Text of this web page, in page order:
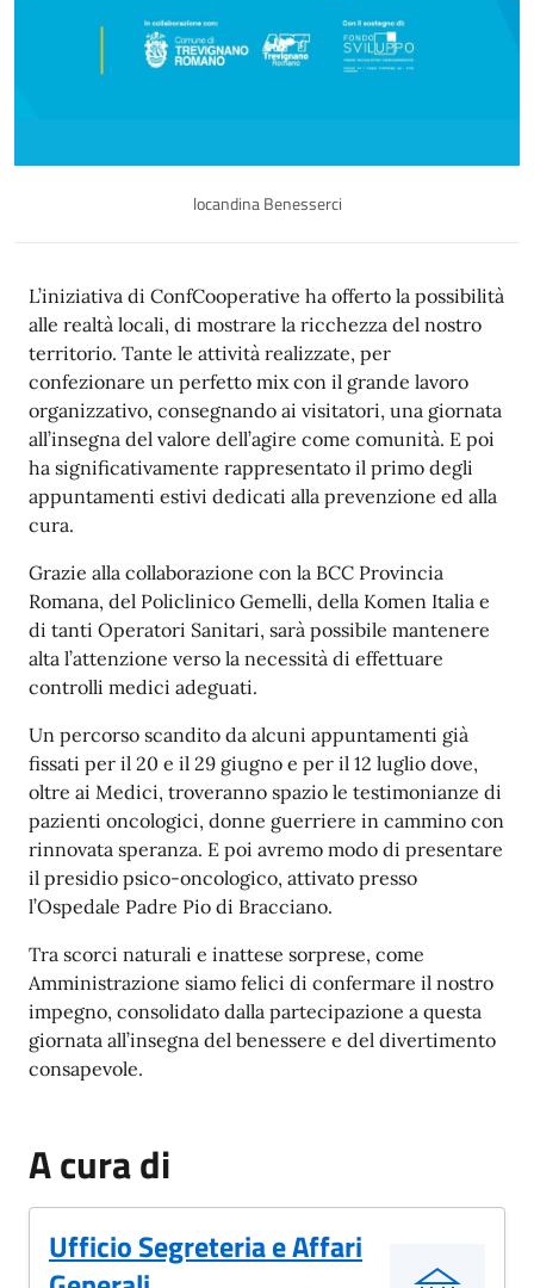
locandina Benesserci
L’iniziativa di ConfCooperative ha offerto la possibilità
alle realtà locali, di mostrare la ricchezza del nostro
territorio. Tante le attività realizzate, per
confezionare un perfetto mix con il grande lavoro
organizzativo, consegnando ai visitatori, una giornata
all’insegna del valore dell’agire come comunità. E poi
ha significativamente rappresentato il primo degli
appuntamenti estivi dedicati alla prevenzione ed alla
cura.
Grazie alla collaborazione con la BCC Provincia
Romana, del Policlinico Gemelli, della Komen Italia e
di tanti Operatori Sanitari, sarà possibile mantenere
alta l’attenzione verso la necessità di effettuare
controlli medici adeguati.
Un percorso scandito da alcuni appuntamenti già
fissati per il 20 e il 29 giugno e per il 12 luglio dove,
oltre ai Medici, troveranno spazio le testimonianze di
pazienti oncologici, donne guerriere in cammino con
rinnovata speranza. E poi avremo modo di presentare
il presidio psico-oncologico, attivato presso
l’Ospedale Padre Pio di Bracciano.
Tra scorci naturali e inattese sorprese, come
Amministrazione siamo felici di confermare il nostro
impegno, consolidato dalla partecipazione a questa
giornata all’insegna del benessere e del divertimento
consapevole.
A cura di
Ufficio Segreteria e Affari